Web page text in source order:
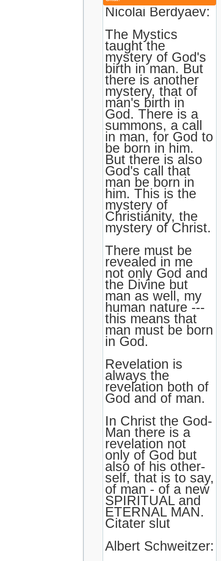
Nicolai Berdyaev:
The Mystics
taught the
mystery of God's
birth in man. But
there is another
mystery, that of
man's birth in
God. There is a
summons, a call
in man, for God to
be born in him.
But there is also
God's call that
man be born in
him. This is the
mystery of
Christianity, the
mystery of Christ.
There must be
revealed in me
not only God and
the Divine but
man as well, my
human nature ---
this means that
man must be born
in God.
Revelation is
always the
revelation both of
God and of man.
In Christ the God-
Man there is a
revelation not
only of God but
also of his other-
self, that is to say,
of man - of a new
SPIRITUAL and
ETERNAL MAN.
Citater slut
Albert Schweitzer: